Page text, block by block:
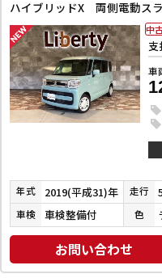
支
車
中
年式 2019(平成31)年 走行
車検 車検整備付 色
お問い合わせ